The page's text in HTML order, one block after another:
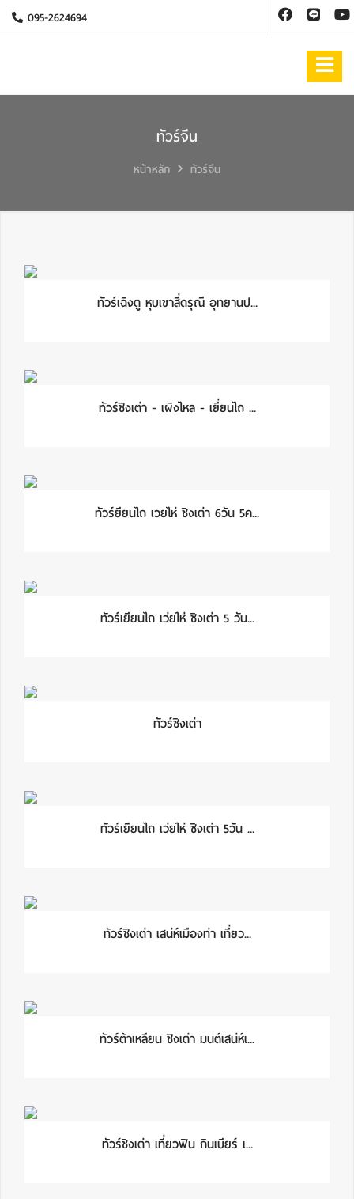
095-2624694
ทัวร์จีน
หน้าหลัก ทัวร์จีน
ทัวร์เฉิงตู หุบเขาสี่ดรุณี อุทยานป...
ทัวร์ชิงเต่า - เผิงไหล - เยี่ยนไถ ...
ทัวร์ยียนไถ เวยไห่ ชิงเต่า 6วัน 5ค...
ทัวร์เยียนไถ เว่ยไห่ ชิงเต่า 5 วัน...
ทัวร์ชิงเต่า
ทัวร์เยียนไถ เว่ยไห่ ชิงเต่า 5วัน ...
ทัวร์ชิงเต่า เสน่ห์เมืองท่า เที่ยว...
ทัวร์ต้าเหลียน ชิงเต่า มนต์เสน่ห์เ...
ทัวร์ชิงเต่า เที่ยวฟิน กินเบียร์ เ...